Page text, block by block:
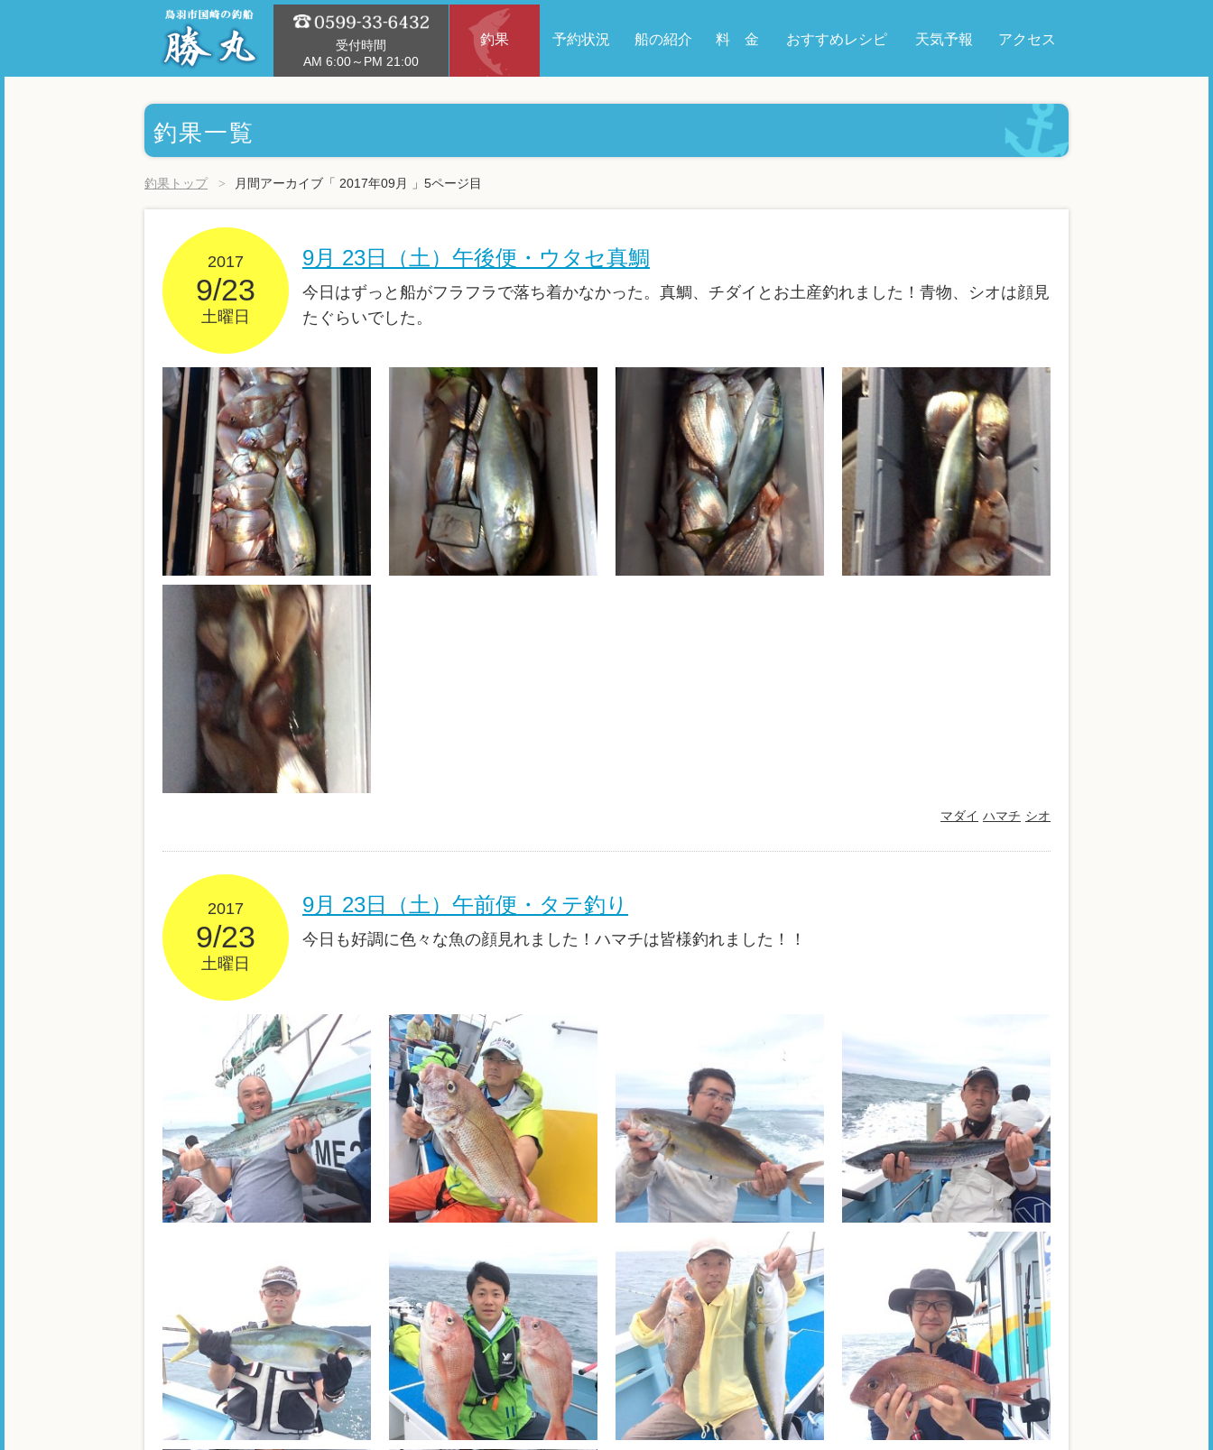
受付時間
AM 6:00～PM 21:00
釣果 予約状況 船の紹介 料 金 おすすめレシピ 天気予報 アクセス
釣果一覧
釣果トップ 月間アーカイブ「 2017年09月 」5ページ目
2017
9/23
土曜日
9月 23日（土）午後便・ウタセ真鯛
今日はずっと船がフラフラで落ち着かなかった。真鯛、チダイとお土産釣れました！青物、シオは顔見
たぐらいでした。
マダイ ハマチ シオ
2017
9/23
土曜日
9月 23日（土）午前便・タテ釣り
今日も好調に色々な魚の顔見れました！ハマチは皆様釣れました！！